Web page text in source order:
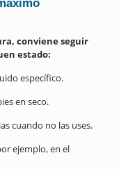
conviene seguir
estado:
específico.
en seco.
cuando no las uses.
ejemplo, en el